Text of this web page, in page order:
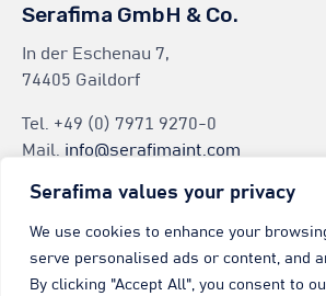
Serafima values your privacy
We use cookies to enhance your
serve personalised ads or content, and
By clicking "Accept All", you consent to
Serafima GmbH & Co.
In der Eschenau 7,
74405 Gaildorf
Tel. +49 (0) 7971 9270-0
Mail. info@serafimaint.com
© 2024 Serafima GmbH & Co. KG Serafima